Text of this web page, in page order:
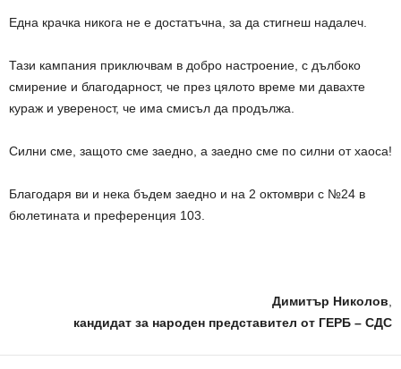
Една крачка никога не е достатъчна, за да стигнеш надалеч.
Тази кампания приключвам в добро настроение, с дълбоко
смирение и благодарност, че през цялото време ми давахте
кураж и увереност, че има смисъл да продължа.
Силни сме, защото сме заедно, а заедно сме по силни от хаоса!
Благодаря ви и нека бъдем заедно и на 2 октомври с №24 в
бюлетината и преференция 103.
Димитър Николов
кандидат за народен представител от ГЕРБ – СДС